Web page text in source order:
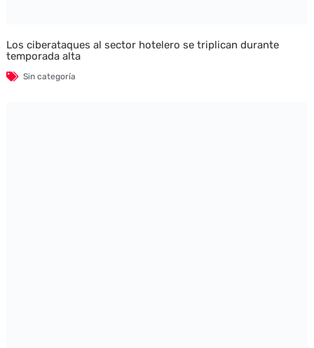
Los ciberataques al sector hotelero se triplican durante
temporada alta
Sin categoría